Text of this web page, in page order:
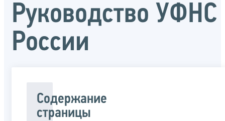
Руководство УФНС
России
Содержание
страницы